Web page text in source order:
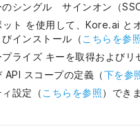
シングル サインオン（
ト を使用して、Kore.ai と
インストール（ こちらを参
ライズ キーを取得およびリ
API スコープの定義（下を参
設定（ こちらを参照）でき